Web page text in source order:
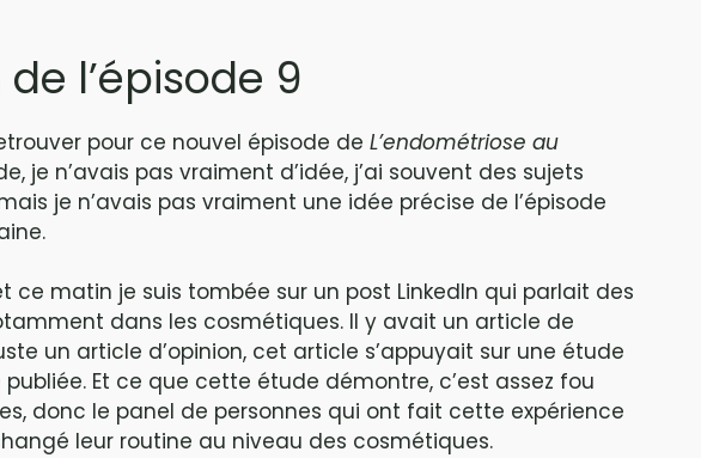
l’épisode 9
pour ce nouvel épisode de L’endométriose au
je n’avais pas vraiment d’idée, j’ai souvent des sujets
je n’avais pas vraiment une idée précise de l’épisode
ce matin je suis tombée sur un post LinkedIn qui parlait des
dans les cosmétiques. Il y avait un article de
un article d’opinion, cet article s’appuyait sur une étude
Et ce que cette étude démontre, c’est assez fou
donc le panel de personnes qui ont fait cette expérience
leur routine au niveau des cosmétiques.